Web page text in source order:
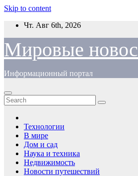
Skip to content
Чт. Авг 6th, 2026
Мировые
Информационный портал
Технологии
В мире
Дом и сад
Наука и техника
Недвижимость
Новости путешествий